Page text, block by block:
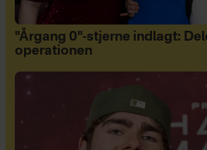
"Årgang 0"-stjerne indlagt:
operationen